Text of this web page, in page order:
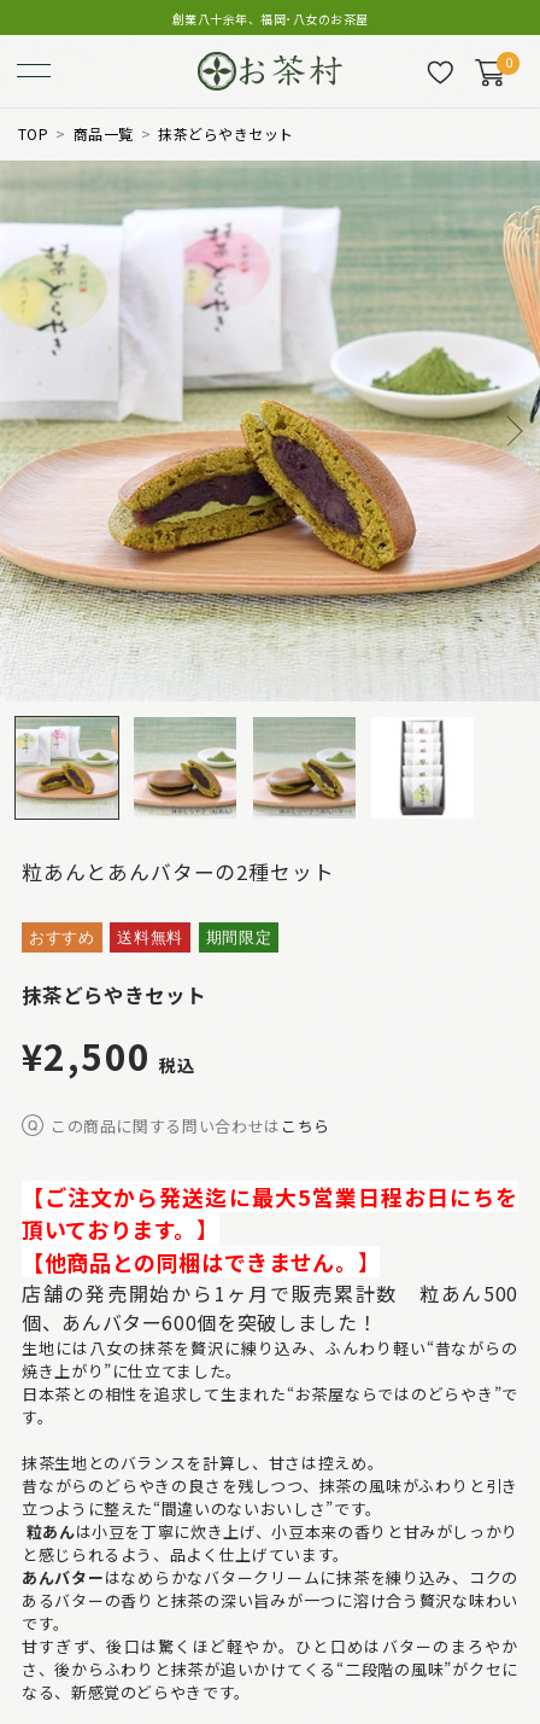
創業八十余年、福岡･八女のお茶屋
0
TOP 商品一覧 抹茶どらやきセット
粒あんとあんバターの2種セット
おすすめ 送料無料 期間限定
抹茶どらやきセット
¥2,500 税込
この商品に関する問い合わせは こちら
【ご注文から発送迄に最大5営業日程お日にちを
頂いております。】
【他商品との同梱はできません。 】
店舗の発売開始から1ヶ月で販売累計数 粒あん500
個、あんバター600個を突破しました！
生地には八女の抹茶を贅沢に練り込み、ふんわり軽い“昔ながらの
焼き上がり”に仕立てました。
日本茶との相性を追求して生まれた“お茶屋ならではのどらやき”で
す。
抹茶生地とのバランスを計算し、甘さは控えめ。
昔ながらのどらやきの良さを残しつつ、抹茶の風味がふわりと引き
立つように整えた“間違いのないおいしさ”です。
粒あんは小豆を丁寧に炊き上げ、小豆本来の香りと甘みがしっかり
と感じられるよう、品よく仕上げています。
あんバターはなめらかなバタークリームに抹茶を練り込み、コクの
あるバターの香りと抹茶の深い旨みが一つに溶け合う贅沢な味わい
です。
甘すぎず、後口は驚くほど軽やか。ひと口めはバターのまろやか
さ、後からふわりと抹茶が追いかけてくる“二段階の風味”がクセに
なる、新感覚のどらやきです。